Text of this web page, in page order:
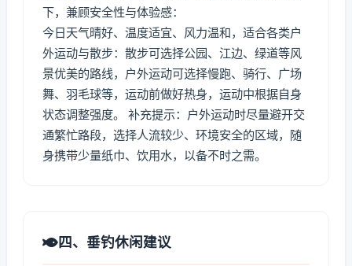
下，兼顾安全性与体验感：
今日天气晴好、温度适宜、风力温和，适合各类户
外运动与散步：散步可选择公园、江边、绿道等风
景优美的路线，户外运动可选择慢跑、骑行、广场
舞、羽毛球等，运动前做好热身，运动中根据自身
状态调整强度。 补充提示：户外运动时尽量避开交
通繁忙路段，选择人流较少、环境安全的区域，随
身携带少量纸巾、饮用水，以备不时之需。
四、垂钓休闲建议